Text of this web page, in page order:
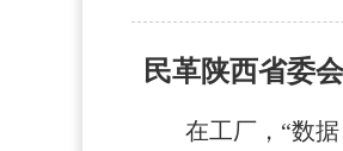
民革陕西省委
在工厂，“数据